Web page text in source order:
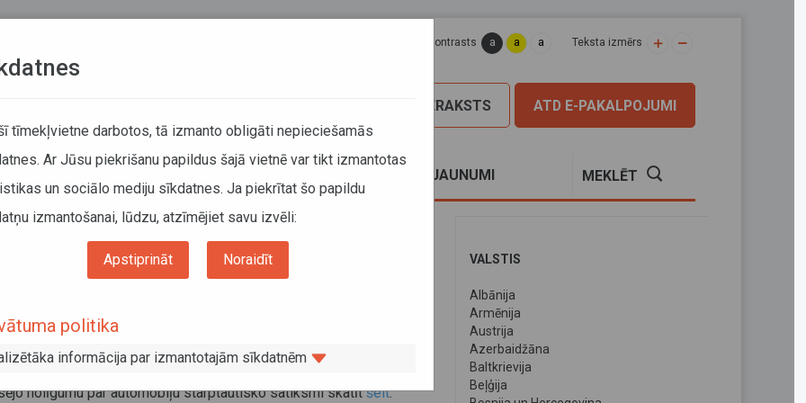
Lapas kontrasts a a a Teksta izmērs
ATD E-PAKALPOJUMI
PIERAKSTS
JAUNUMI MEKLĒT
Republikas valdības un Moldovas Republikas valdības nolīgums
valdības nolīgums
nolīgumu par automobiļu starptautisko satiksmi skatītšeit.
VALSTIS
Albānija
Armēnija
Austrija
Azerbaidžāna
Baltkrievija
Beļģija
tīmekļvietne darbotos, tā izmanto obligāti nepieciešamās
Ar Jūsu piekrišanu papildus šajā vietnē var tikt izmantotas
un sociālo mediju sīkdatnes. Ja piekrītat šo papildu
izmantošanai, lūdzu, atzīmējiet savu izvēli:
Apstiprināt Noraidīt
politika
informācija par izmantotajām sīkdatnēm